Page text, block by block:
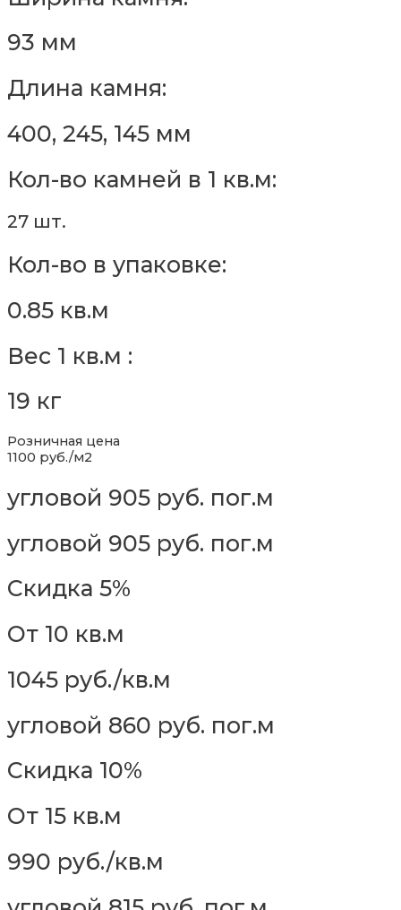
93 мм
Длина камня:
400, 245, 145 мм
Кол-во камней в 1 кв.м:
27 шт.
Кол-во в упаковке:
0.85 кв.м
Вес 1 кв.м :
19 кг
Розничная цена
1100 руб./м2
угловой 905 руб. пог.м
угловой 905 руб. пог.м
Скидка 5%
От 10 кв.м
1045 руб./кв.м
угловой 860 руб. пог.м
Скидка 10%
От 15 кв.м
990 руб./кв.м